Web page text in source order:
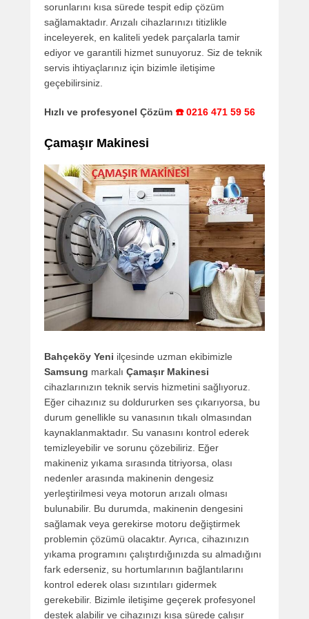
sorunlarını kısa sürede tespit edip çözüm
sağlamaktadır. Arızalı cihazlarınızı titizlikle
inceleyerek, en kaliteli yedek parçalarla tamir
ediyor ve garantili hizmet sunuyoruz. Siz de teknik
servis ihtiyaçlarınız için bizimle iletişime
geçebilirsiniz.
Hızlı ve profesyonel Çözüm ☎️ 0216 471 59 56
Çamaşır Makinesi
Bahçeköy Yeni ilçesinde uzman ekibimizle
Samsung markalı Çamaşır Makinesi
cihazlarınızın teknik servis hizmetini sağlıyoruz.
Eğer cihazınız su doldururken ses çıkarıyorsa, bu
durum genellikle su vanasının tıkalı olmasından
kaynaklanmaktadır. Su vanasını kontrol ederek
temizleyebilir ve sorunu çözebiliriz. Eğer
makineniz yıkama sırasında titriyorsa, olası
nedenler arasında makinenin dengesiz
yerleştirilmesi veya motorun arızalı olması
bulunabilir. Bu durumda, makinenin dengesini
sağlamak veya gerekirse motoru değiştirmek
problemin çözümü olacaktır. Ayrıca, cihazınızın
yıkama programını çalıştırdığınızda su almadığını
fark ederseniz, su hortumlarının bağlantılarını
kontrol ederek olası sızıntıları gidermek
gerekebilir. Bizimle iletişime geçerek profesyonel
destek alabilir ve cihazınızı kısa sürede çalışır